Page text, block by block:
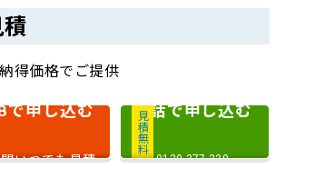
得価格でご提供
で申し込む
いつでも見積
見積無料
電話で申し込む
0120-377-220